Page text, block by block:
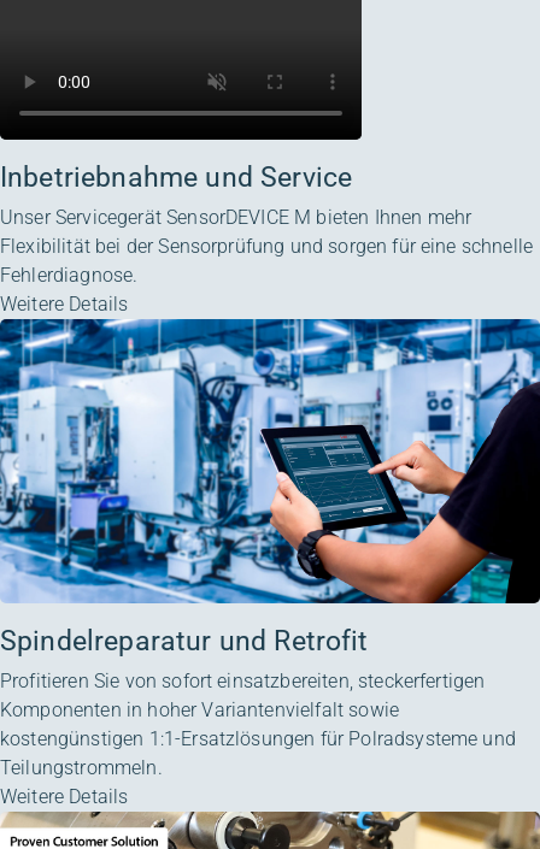
Inbetriebnahme und Service
Unser ServicegerätSensorDEVICE M bieten Ihnen mehr
Flexibilität bei der Sensorprüfung und sorgen für eine schnelle
Fehlerdiagnose.
Weitere Details
Spindelreparatur und Retrofit
Profitieren Sie von sofort einsatzbereiten, steckerfertigen
Komponenten in hoher Variantenvielfalt sowie
kostengünstigen 1:1-Ersatzlösungen für Polradsysteme und
Teilungstrommeln.
Weitere Details